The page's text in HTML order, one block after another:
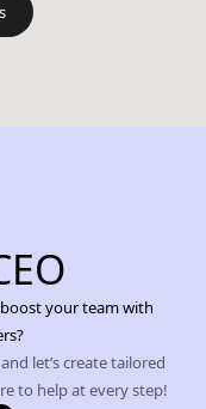
your team with
let’s create tailored
to help at every step!